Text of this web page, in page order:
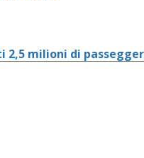
2,5 milioni di